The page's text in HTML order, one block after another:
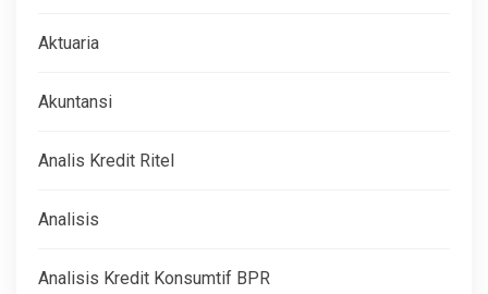
Aktuaria
Akuntansi
Analis Kredit Ritel
Analisis
Analisis Kredit Konsumtif BPR